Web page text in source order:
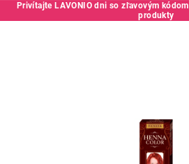
Privítajte LAVONIO dni so zľavovým kódom
produkty
Kód: 57459